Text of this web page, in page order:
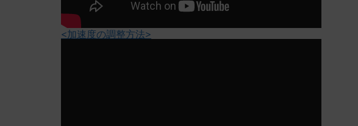
<加速度の調整方法>